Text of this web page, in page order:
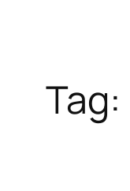
Tag: